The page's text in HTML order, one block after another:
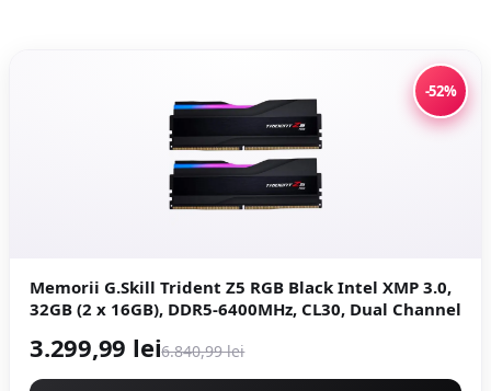
-52%
Memorii G.Skill Trident Z5 RGB Black Intel XMP 3.0,
32GB (2 x 16GB), DDR5-6400MHz, CL30, Dual Channel
3.299,99 lei6.840,99 lei